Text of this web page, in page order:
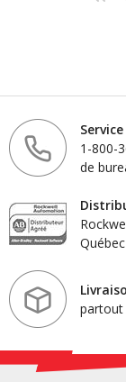
1-800-
de
partout